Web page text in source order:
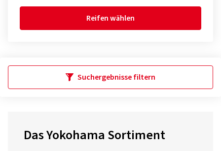
Reifen wählen
Suchergebnisse filtern
Das Yokohama Sortiment